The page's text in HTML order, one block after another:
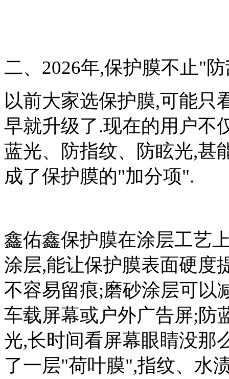
二、2026年,保护膜不止"
以前大家选保护膜,可能只
早就升级了.现在的用户不
蓝光、防指纹、防眩光,甚
成了保护膜的"加分项".
鑫佑鑫保护膜在涂层工艺
涂层,能让保护膜表面硬度
不容易留痕;磨砂涂层可以
车载屏幕或户外广告屏;防
光,长时间看屏幕眼睛没那
了一层"荷叶膜",指纹、水